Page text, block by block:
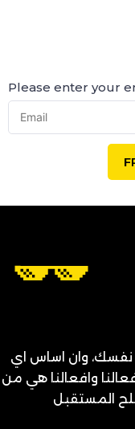
Please enter your
نفسك، وان اساس اي
وافعالنا هي من